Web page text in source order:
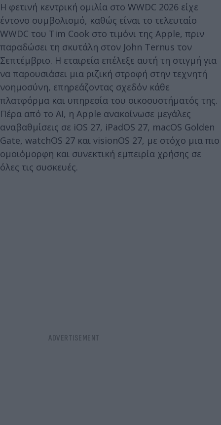
Η φετινή κεντρική ομιλία στο WWDC 2026 είχε
έντονο συμβολισμό, καθώς είναι το τελευταίο
WWDC του Tim Cook στο τιμόνι της Apple, πριν
παραδώσει τη σκυτάλη στον John Ternus τον
Σεπτέμβριο. Η εταιρεία επέλεξε αυτή τη στιγμή για
να παρουσιάσει μια ριζική στροφή στην τεχνητή
νοημοσύνη, επηρεάζοντας σχεδόν κάθε
πλατφόρμα και υπηρεσία του οικοσυστήματός της.
Πέρα από το AI, η Apple ανακοίνωσε μεγάλες
αναβαθμίσεις σε iOS 27, iPadOS 27, macOS Golden
Gate, watchOS 27 και visionOS 27, με στόχο μια πιο
ομοιόμορφη και συνεκτική εμπειρία χρήσης σε
όλες τις συσκευές.